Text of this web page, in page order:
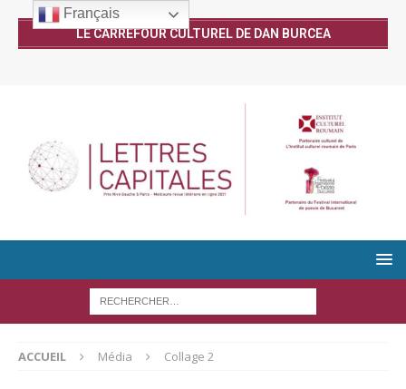
LE CARREFOUR CULTUREL DE DAN BURCEA
ACCUEIL Média Collage 2
Français